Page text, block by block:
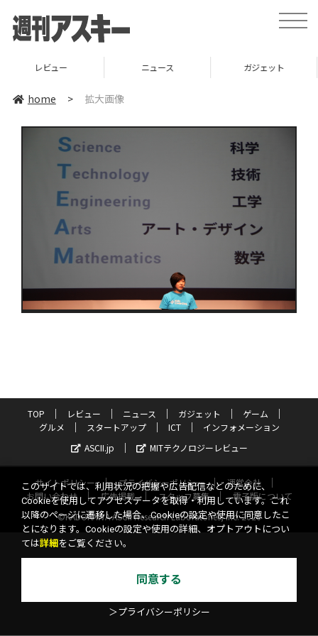
toggle
home > 拡大画像
TOP レビュー ニュース ガジェット
ゲーム
グルメ
スタートアップ ICT
インフォメーション
ASCII.jp
MITテクノロジーレビュー
サイトポリシー プライバシーポリシー
運営会社
お問い合わせ
広告掲載 スタッフ募集
電子版について
©KADOKAWA ASCII Research Laboratories, Inc. 2026
このサイトでは、利用状況の把握や広告配信などのために、
Cookieを使用してアクセスデータを取得・利用しています。これ
以降のページに遷移した場合、Cookieの設定や使用に同意したこ
とになります。Cookieの設定や使用の詳細、オプトアウトについ
ては詳細 をご覧ください。
同意する
＞プライバシーポリシー